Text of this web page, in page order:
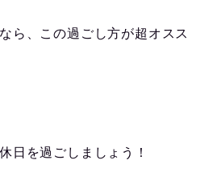
ら、この過ごし方が超オスス
日を過ごしましょう！